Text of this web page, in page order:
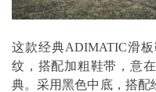
这款经典ADIMATIC滑
纹，搭配加粗鞋带，意
典。采用黑色中底，搭配